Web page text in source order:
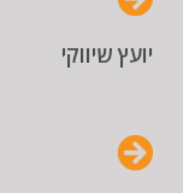
יועץ שיווקי